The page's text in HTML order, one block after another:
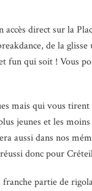
direct sur la
de la
fun qui soit ! Vous
mais qui vous
jeunes et les
aussi dans nos
donc pour
franche partie de